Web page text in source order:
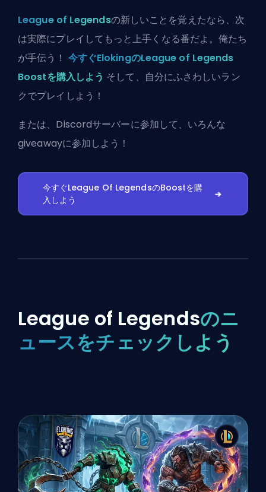
League of Legendsの新しいことを覚えたなら、次
は実際にプレイしてもっと上手くなる番だよ。俺たち
が手伝う！ 今すぐElokingのLeague of Legends
Boostを購入しよう そして、自分にふさわしいラン
クでプレイしよう！
または、 Discordサーバーに参加して、いろんな
giveawayに参加しよう！
今すぐLeague Of LegendsのBoostを購
入しよう
League of Legendsのニ
ュースをチェックしよう